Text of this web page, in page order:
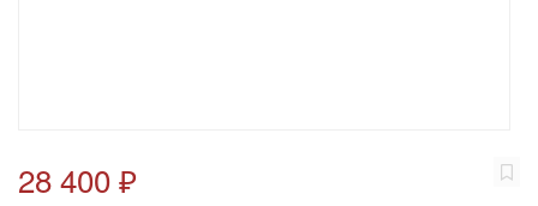
28 400 ₽